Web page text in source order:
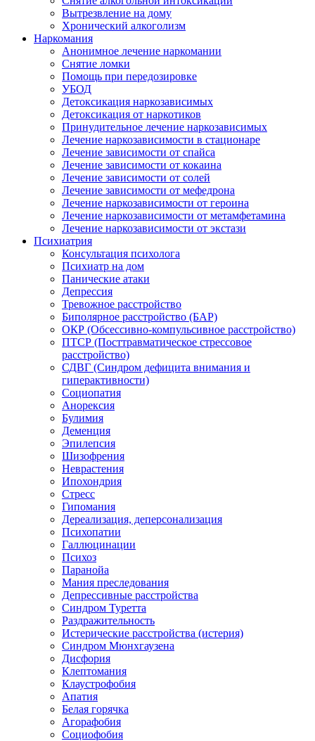
Вытрезвление на дому
Хронический алкоголизм
Наркомания
Анонимное лечение наркомании
Снятие ломки
Помощь при передозировке
УБОД
Детоксикация наркозависимых
Детоксикация от наркотиков
Принудительное лечение наркозависимых
Лечение наркозависимости в стационаре
Лечение зависимости от спайса
Лечение зависимости от кокаина
Лечение зависимости от солей
Лечение зависимости от мефедрона
Лечение наркозависимости от героина
Лечение наркозависимости от метамфетамина
Лечение наркозависимости от экстази
Психиатрия
Консультация психолога
Психиатр на дом
Панические атаки
Депрессия
Тревожное расстройство
Биполярное расстройство (БАР)
ОКР (Обсессивно-компульсивное расстройство)
ПТСР (Посттравматическое стрессовое
расстройство)
СДВГ (Синдром дефицита внимания и
гиперактивности)
Социопатия
Анорексия
Булимия
Деменция
Эпилепсия
Шизофрения
Неврастения
Ипохондрия
Стресс
Гипомания
Дереализация, деперсонализация
Психопатии
Галлюцинации
Психоз
Паранойа
Мания преследования
Депрессивные расстройства
Синдром Туретта
Раздражительность
Истерические расстройства (истерия)
Синдром Мюнхгаузена
Дисфория
Клептомания
Клаустрофобия
Апатия
Белая горячка
Агорафобия
Социофобия